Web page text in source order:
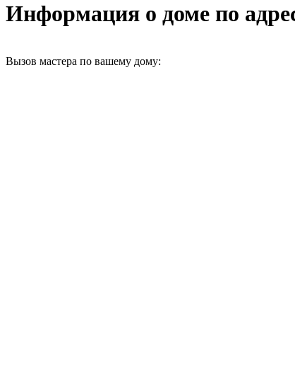
Информация о доме по
Вызов мастера по вашему дому: